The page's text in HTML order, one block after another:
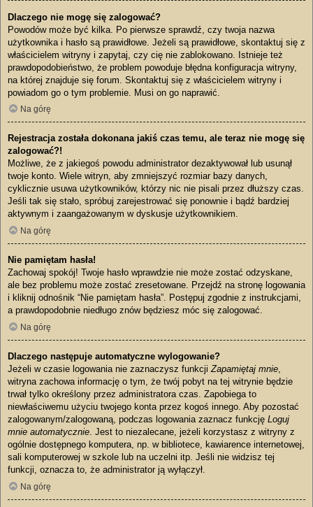
Dlaczego nie mogę się zalogować?
Powodów może być kilka. Po pierwsze sprawdź, czy twoja nazwa
użytkownika i hasło są prawidłowe. Jeżeli są prawidłowe, skontaktuj się z
właścicielem witryny i zapytaj, czy cię nie zablokowano. Istnieje też
prawdopodobieństwo, że problem powoduje błędna konfiguracja witryny,
na której znajduje się forum. Skontaktuj się z właścicielem witryny i
powiadom go o tym problemie. Musi on go naprawić.
Na górę
Rejestracja została dokonana jakiś czas temu, ale teraz nie mogę się
zalogować?!
Możliwe, że z jakiegoś powodu administrator dezaktywował lub usunął
twoje konto. Wiele witryn, aby zmniejszyć rozmiar bazy danych,
cyklicznie usuwa użytkowników, którzy nic nie pisali przez dłuższy czas.
Jeśli tak się stało, spróbuj zarejestrować się ponownie i bądź bardziej
aktywnym i zaangażowanym w dyskusje użytkownikiem.
Na górę
Nie pamiętam hasła!
Zachowaj spokój! Twoje hasło wprawdzie nie może zostać odzyskane,
ale bez problemu może zostać zresetowane. Przejdź na stronę logowania
i kliknij odnośnik “Nie pamiętam hasła”. Postępuj zgodnie z instrukcjami,
a prawdopodobnie niedługo znów będziesz móc się zalogować.
Na górę
Dlaczego następuje automatyczne wylogowanie?
Jeżeli w czasie logowania nie zaznaczysz funkcji Zapamiętaj mnie
witryna zachowa informację o tym, że twój pobyt na tej witrynie będzie
trwał tylko określony przez administratora czas. Zapobiega to
niewłaściwemu użyciu twojego konta przez kogoś innego. Aby pozostać
zalogowanym/zalogowaną, podczas logowania zaznacz funkcję Loguj
mnie automatycznie . Jest to niezalecane, jeżeli korzystasz z witryny z
ogólnie dostępnego komputera, np. w bibliotece, kawiarence internetowej,
sali komputerowej w szkole lub na uczelni itp. Jeśli nie widzisz tej
funkcji, oznacza to, że administrator ją wyłączył.
Na górę